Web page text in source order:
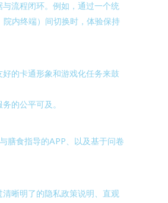
流程闭环。例如，通过一个统
内终端）间切换时，体验保持
的卡通形象和游戏化任务来鼓
的公平可及。
膳食指导的APP、以及基于问卷
晰明了的隐私政策说明、直观